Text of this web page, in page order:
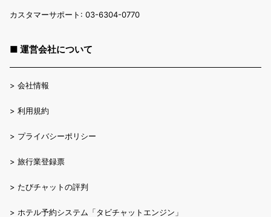
カスタマーサポート: 03-6304-0770
■ 運営会社について
> 会社情報
> 利用規約
> プライバシーポリシー
> 旅行業登録票
> たびチャットの評判
> ホテル予約システム「タビチャットエンジン」